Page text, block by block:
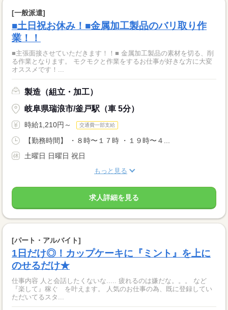
[一般派遣]
■土日祝お休み！■金属加工製品のバリ取り作
業！！
■主張面接させていただきます！！■ 金属加工製品の素材を切る、削
る作業となります。 モクモクと作業をするお仕事が好きな方に大変
オススメです！...
製造（組立・加工）
岐阜県瑞浪市/釜戸駅（車 5分）
時給1,210円～ 交通費一部支給
【勤務時間】 ・８時〜１７時 ・１９時〜４...
土曜日 日曜日 祝日
もっと見る
求人詳細を見る
[パート・アルバイト]
1日だけ◎！カップケーキに『ミント』を上に
のせるだけ★
仕事内容 人と会話したくないな..... 疲れるのは嫌だな。。。 など
『楽して』稼ぐ を叶えます。 人気のお仕事の為、既に登録してい
ただいてるスタ...